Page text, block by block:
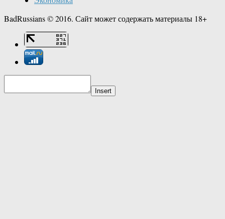
BadRussians © 2016. Сайт может содержать материалы 18+
Insert